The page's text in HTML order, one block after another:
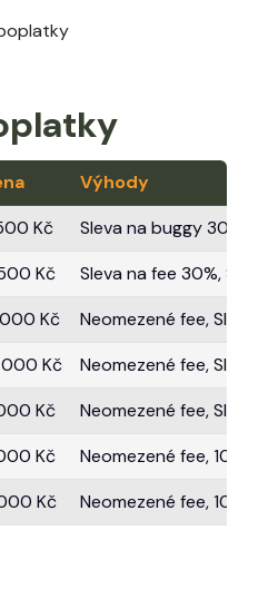
Výhody
Kč
Sleva na buggy 30%,
Kč
Sleva na fee 30%,
Kč
Neomezené fee,
000 Kč
Neomezené fee,
Kč
Neomezené fee,
Kč
Neomezené fee, 10
Kč Neomezené fee, 10